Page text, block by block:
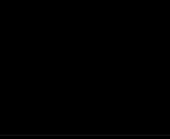
kolo Splitske Košarkaške Lige.
na tablici. Donosimo